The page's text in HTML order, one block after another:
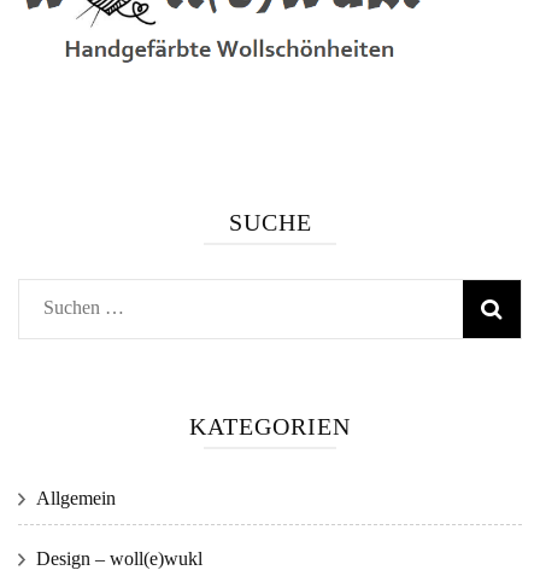
SUCHE
Suchen
nach:
KATEGORIEN
Allgemein
Design – woll(e)wukl